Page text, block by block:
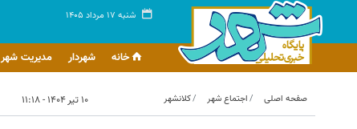
شنبه ۱۷ مرداد ۱۴۰۵
خانه شهردار مدیریت شهر
صفحه اصلی اجتماع شهر کلانشهر ۱۰ تیر ۱۴۰۴ - ۱۱:۱۸